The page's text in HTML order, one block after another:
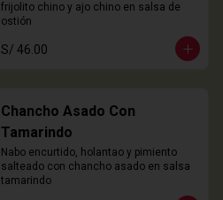
frijolito chino y ajo chino en salsa de
ostión
S/ 46.00
Chancho Asado Con
Tamarindo
Nabo encurtido, holantao y pimiento
salteado con chancho asado en salsa
tamarindo